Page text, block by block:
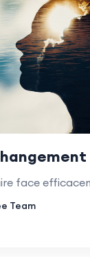
Team